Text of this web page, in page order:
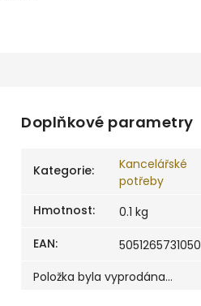
Doplňkové parametry
Kategorie:
Kancelářské
potřeby
Hmotnost:
0.1 kg
EAN:
5051265731050
Položka byla vyprodána…